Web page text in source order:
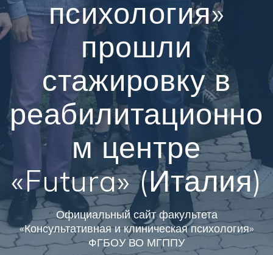
психология»
прошли
стажировку в
реабилитационно
м центре
«Futura» (Италия)
Официальный сайт факультета
«Консультативная и клиническая психология»
ФГБОУ ВО МГППУ